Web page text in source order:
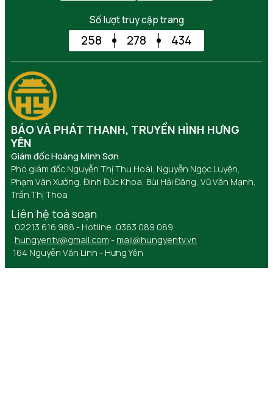
Số lượt truy cập trang
258 278 434
BÁO VÀ PHÁT THANH, TRUYỀN HÌNH HƯNG
YÊN
Giám đốc Hoàng Minh Sơn
Phó giám đốc Nguyễn Thị Thu Hoài, Nguyễn Ngọc Luyện,
Phạm Văn Xướng, Đinh Đức Khoa, Bùi Hải Đăng, Vũ Văn Mạnh,
Trần Thị Thoa
Liên hệ toà soạn
02213 616 988 - Hotline: 0363 089 089
hungyentv@gmail.com - mail@hungyentv.vn
164 Nguyễn Văn Linh - Hưng Yên